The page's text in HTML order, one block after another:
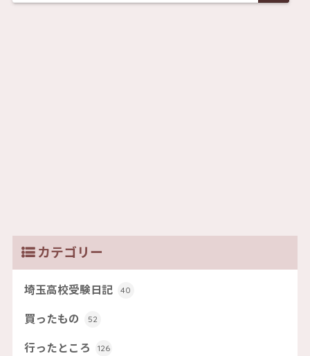
カテゴリー
埼玉高校受験日記 40
買ったもの 52
行ったところ 126